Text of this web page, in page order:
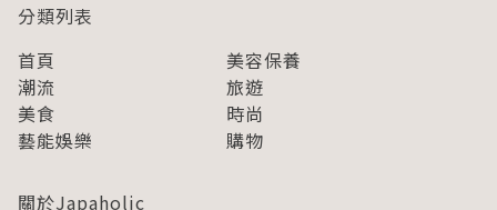
分類列表
首頁
美容保養
潮流
旅遊
美食
時尚
藝能娛樂
購物
關於Japaholic